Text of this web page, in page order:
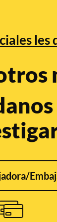
les
This content has
"Lo peor
This
todo > DETRÁS